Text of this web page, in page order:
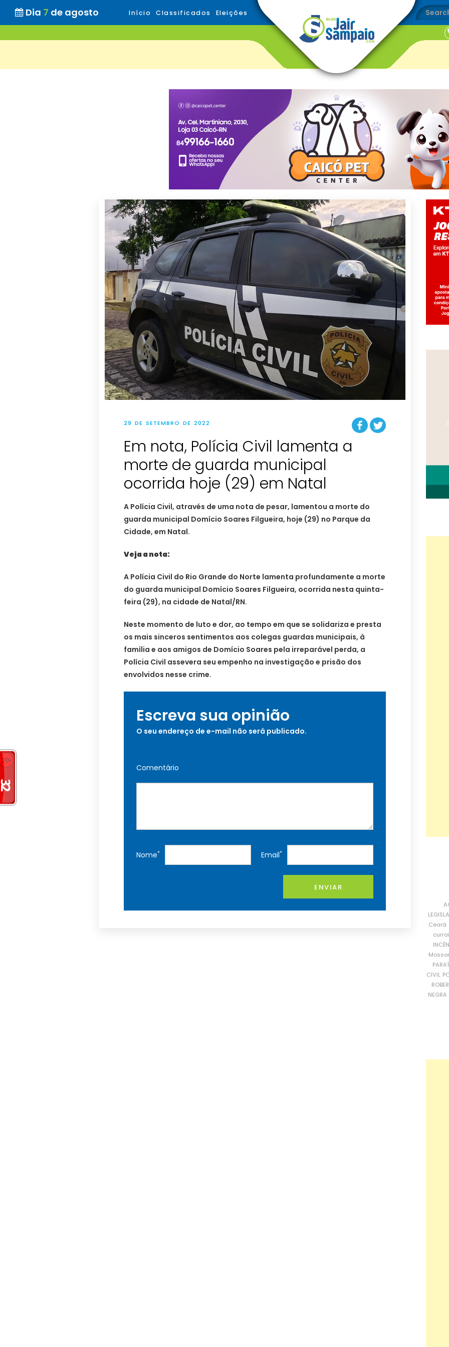
Dia 7 de agosto Início Classificados Eleições
29 DE SETEMBRO DE 2022
Em nota, Polícia Civil lamenta a
morte de guarda municipal
ocorrida hoje (29) em Natal
A Polícia Civil, através de uma nota de pesar, lamentou a morte do
guarda municipal Domício Soares Filgueira, hoje (29) no Parque da
Cidade, em Natal.
Veja a nota:
A Polícia Civil do Rio Grande do Norte lamenta profundamente a morte
do guarda municipal Domício Soares Filgueira, ocorrida nesta quinta-
feira (29), na cidade de Natal/RN.
Neste momento de luto e dor, ao tempo em que se solidariza e presta
os mais sinceros sentimentos aos colegas guardas municipais, à
família e aos amigos de Domício Soares pela irreparável perda, a
Polícia Civil assevera seu empenho na investigação e prisão dos
envolvidos nesse crime.
Escreva sua opinião
O seu endereço de e-mail não será publicado.
Comentário
Nome* Email*
ENVIAR
Ceará
CIVIL
NEGRA